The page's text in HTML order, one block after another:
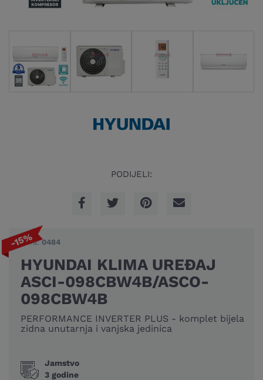
PODIJELI:
-15%
Šifra:0484
HYUNDAI KLIMA UREĐAJ
ASCI-098CBW4B/ASCO-
098CBW4B
PERFORMANCE INVERTER PLUS - komplet bijela
zidna unutarnja i vanjska jedinica
Jamstvo
3 godine